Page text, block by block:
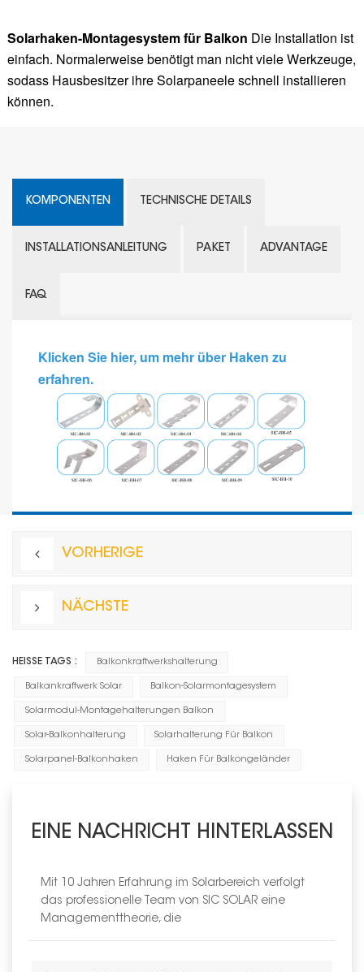
Solarhaken-Montagesystem für Balkon Die Installation ist
einfach. Normalerweise benötigt man nicht viele Werkzeuge,
sodass Hausbesitzer ihre Solarpaneele schnell installieren
können.
KOMPONENTEN TECHNISCHE DETAILS
INSTALLATIONSANLEITUNG PAKET ADVANTAGE
FAQ
Klicken Sie hier, um mehr über Haken zu
erfahren.
VORHERIGE
NÄCHSTE
HEISSE TAGS : Balkonkraftwerkshalterung
Balkankraftwerk Solar Balkon-Solarmontagesystem
Solarmodul-Montagehalterungen Balkon
Solar-Balkonhalterung Solarhalterung Für Balkon
Solarpanel-Balkonhaken Haken Für Balkongeländer
EINE NACHRICHT HINTERLASSEN
Mit 10 Jahren Erfahrung im Solarbereich verfolgt
das professionelle Team von SIC SOLAR eine
Managementtheorie, die